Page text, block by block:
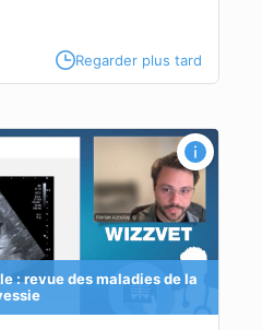
Regarder plus tard
: revue des maladies de la